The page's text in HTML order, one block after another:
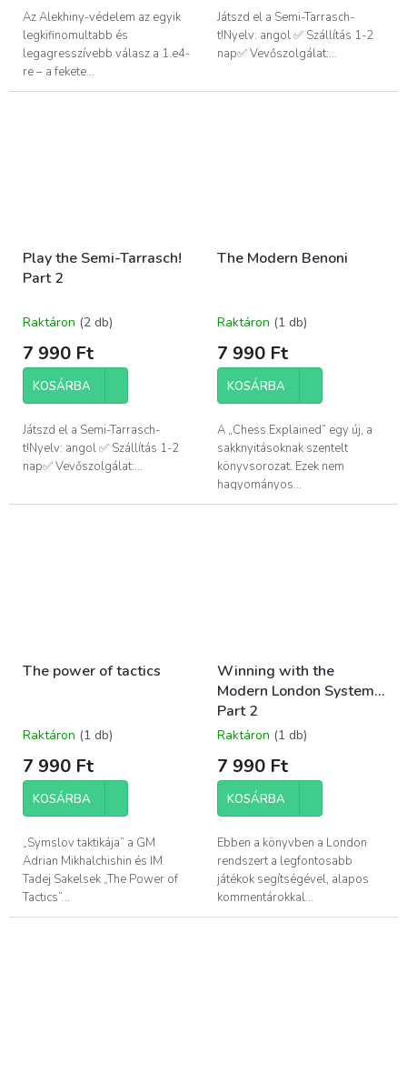
Az Alekhiny-védelem az egyik
legkifinomultabb és
legagresszívebb válasz a 1.e4-
re – a fekete...
Játszd el a Semi-Tarrasch-
t!Nyelv: angol ✅ Szállítás 1-2
nap✅ Vevőszolgálat:...
Play the Semi-Tarrasch!
Part 2
Raktáron (2 db)
7 990 Ft
KOSÁRBA
Játszd el a Semi-Tarrasch-
t!Nyelv: angol ✅ Szállítás 1-2
nap✅ Vevőszolgálat:...
The Modern Benoni
Raktáron (1 db)
7 990 Ft
KOSÁRBA
A „Chess Explained” egy új, a
sakknyitásoknak szentelt
könyvsorozat. Ezek nem
hagyományos...
The power of tactics
Raktáron (1 db)
7 990 Ft
KOSÁRBA
„Symslov taktikája” a GM
Adrian Mikhalchishin és IM
Tadej Sakelsek „The Power of
Tactics”...
Winning with the
Modern London System -
Part 2
Raktáron (1 db)
7 990 Ft
KOSÁRBA
Ebben a könyvben a London
rendszert a legfontosabb
játékok segítségével, alapos
kommentárokkal...